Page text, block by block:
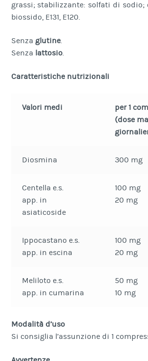
grassi; stabilizzante: solfati di
biossido, E131, E120.
Senza glutine.
Senza lattosio.
Caratteristiche nutrizionali
Valori medi
per 1
(dose
Diosmina 300 mg
Centella e.s.
app. in
asiaticoside
100 mg
20 mg
Ippocastano e.s.
app. in escina
100 mg
20 mg
Meliloto e.s.
app. in cumarina
50 mg
10 mg
Modalità d’uso
Si consiglia l’assunzione di 1